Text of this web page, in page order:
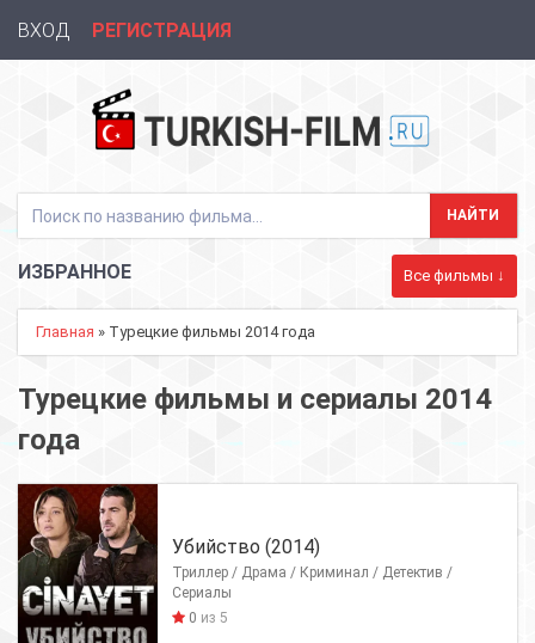
ВХОД РЕГИСТРАЦИЯ
ИЗБРАННОЕ Все фильмы ↓
Главная » Турецкие фильмы 2014 года
Турецкие фильмы и сериалы 2014
года
Убийство (2014)
Триллер / Драма / Криминал / Детектив /
Сериалы
0 из 5